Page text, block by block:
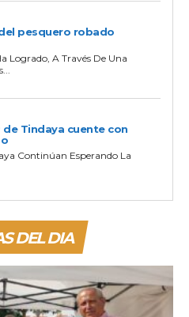
pesquero robado
Logrado, A Través De Una
de Tindaya cuente con
Continúan Esperando La
DEL DIA